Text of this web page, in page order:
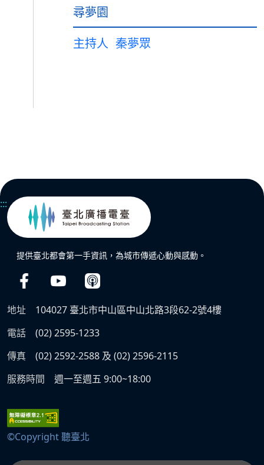
尋夢園
主持人 秦夢眾
:::
提供臺北都會第一手資訊，為城市傳遞心動與感動。
地址
104027 臺北市中山區中山北路3段62-2號4樓
電話
(02) 2595-1233
傳真
(02) 2592-2588 及 (02) 2596-2115
服務時間
週一至週五 9:00~18:00
©Copyright 聽臺北